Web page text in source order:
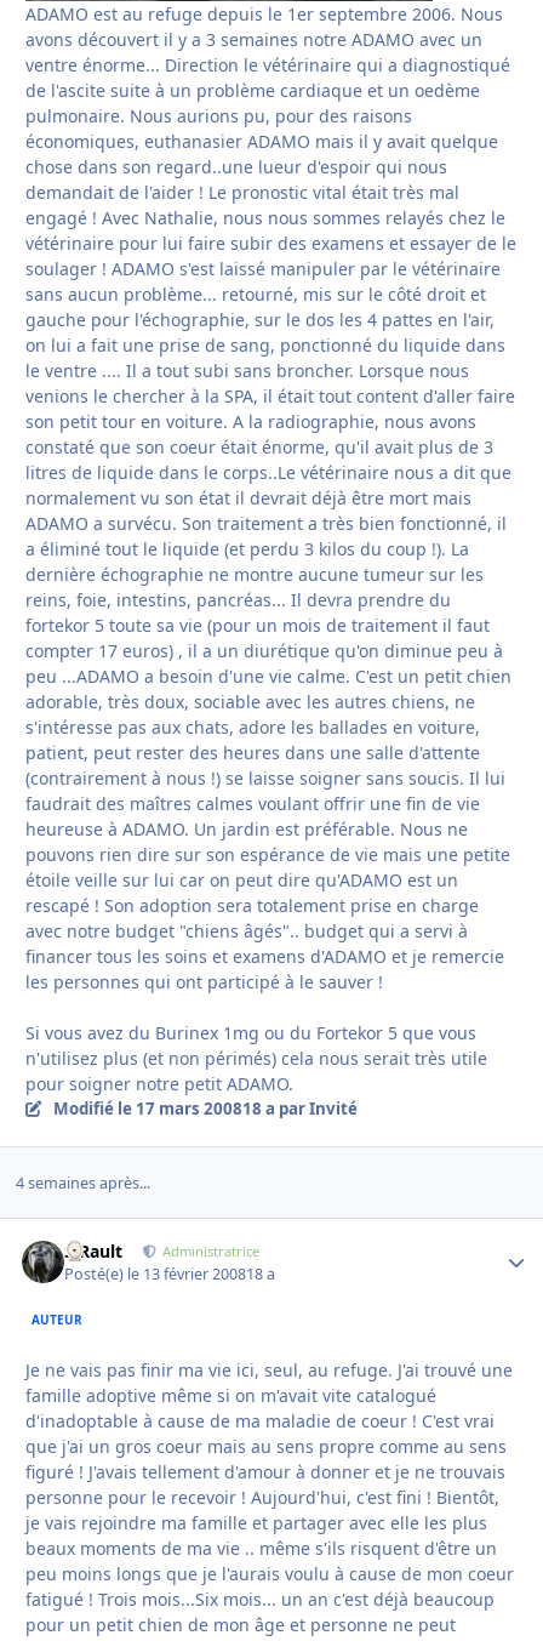
ADAMO est au refuge depuis le 1er septembre 2006. Nous
avons découvert il y a 3 semaines notre ADAMO avec un
ventre énorme... Direction le vétérinaire qui a diagnostiqué
de l'ascite suite à un problème cardiaque et un oedème
pulmonaire. Nous aurions pu, pour des raisons
économiques, euthanasier ADAMO mais il y avait quelque
chose dans son regard..une lueur d'espoir qui nous
demandait de l'aider ! Le pronostic vital était très mal
engagé ! Avec Nathalie, nous nous sommes relayés chez le
vétérinaire pour lui faire subir des examens et essayer de le
soulager ! ADAMO s'est laissé manipuler par le vétérinaire
sans aucun problème... retourné, mis sur le côté droit et
gauche pour l'échographie, sur le dos les 4 pattes en l'air,
on lui a fait une prise de sang, ponctionné du liquide dans
le ventre .... Il a tout subi sans broncher. Lorsque nous
venions le chercher à la SPA, il était tout content d'aller faire
son petit tour en voiture. A la radiographie, nous avons
constaté que son coeur était énorme, qu'il avait plus de 3
litres de liquide dans le corps..Le vétérinaire nous a dit que
normalement vu son état il devrait déjà être mort mais
ADAMO a survécu. Son traitement a très bien fonctionné, il
a éliminé tout le liquide (et perdu 3 kilos du coup !). La
dernière échographie ne montre aucune tumeur sur les
reins, foie, intestins, pancréas... Il devra prendre du
fortekor 5 toute sa vie (pour un mois de traitement il faut
compter 17 euros) , il a un diurétique qu'on diminue peu à
peu ...ADAMO a besoin d'une vie calme. C'est un petit chien
adorable, très doux, sociable avec les autres chiens, ne
s'intéresse pas aux chats, adore les ballades en voiture,
patient, peut rester des heures dans une salle d'attente
(contrairement à nous !) se laisse soigner sans soucis. Il lui
faudrait des maîtres calmes voulant offrir une fin de vie
heureuse à ADAMO. Un jardin est préférable. Nous ne
pouvons rien dire sur son espérance de vie mais une petite
étoile veille sur lui car on peut dire qu'ADAMO est un
rescapé ! Son adoption sera totalement prise en charge
avec notre budget "chiens âgés".. budget qui a servi à
financer tous les soins et examens d'ADAMO et je remercie
les personnes qui ont participé à le sauver !
Si vous avez du Burinex 1mg ou du Fortekor 5 que vous
n'utilisez plus (et non périmés) cela nous serait très utile
pour soigner notre petit ADAMO.
Modifié le 17 mars 200818 a par Invité
4 semaines après...
S.Rault Administratrice
Posté(e) le 13 février 200818 a
AUTEUR
Je ne vais pas finir ma vie ici, seul, au refuge. J'ai trouvé une
famille adoptive même si on m'avait vite catalogué
d'inadoptable à cause de ma maladie de coeur ! C'est vrai
que j'ai un gros coeur mais au sens propre comme au sens
figuré ! J'avais tellement d'amour à donner et je ne trouvais
personne pour le recevoir ! Aujourd'hui, c'est fini ! Bientôt,
je vais rejoindre ma famille et partager avec elle les plus
beaux moments de ma vie .. même s'ils risquent d'être un
peu moins longs que je l'aurais voulu à cause de mon coeur
fatigué ! Trois mois...Six mois... un an c'est déjà beaucoup
pour un petit chien de mon âge et personne ne peut